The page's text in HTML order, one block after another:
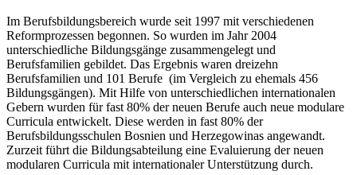
Im Berufsbildungsbereich wurde seit 1997 mit verschiedenen
Reformprozessen begonnen. So wurden im Jahr 2004
unterschiedliche Bildungsgänge zusammengelegt und
Berufsfamilien gebildet. Das Ergebnis waren dreizehn
Berufsfamilien und 101 Berufe (im Vergleich zu ehemals 456
Bildungsgängen). Mit Hilfe von unterschiedlichen internationalen
Gebern wurden für fast 80% der neuen Berufe auch neue modulare
Curricula entwickelt. Diese werden in fast 80% der
Berufsbildungsschulen Bosnien und Herzegowinas angewandt.
Zurzeit führt die Bildungsabteilung eine Evaluierung der neuen
modularen Curricula mit internationaler Unterstützung durch.